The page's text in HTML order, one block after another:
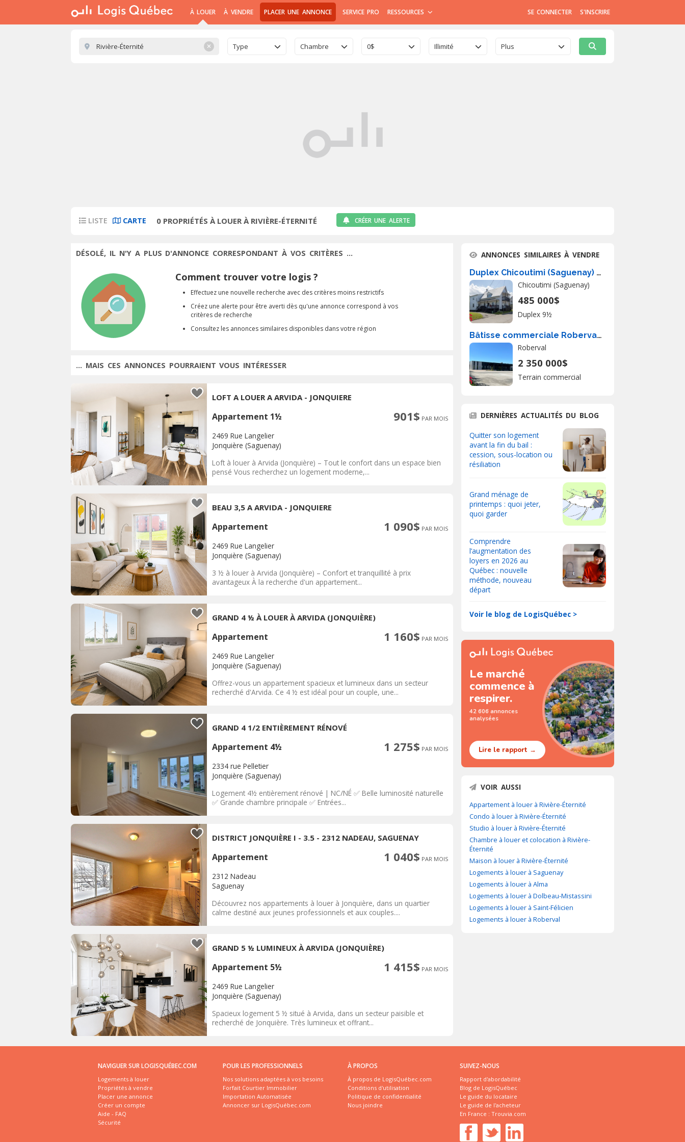
À LOUER À VENDRE PLACER UNE ANNONCE SERVICE PRO RESSOURCES SE CONNECTER S'INSCRIRE
✕ Type Chambre 0$ Illimité Plus
LISTE CARTE 0 PROPRIÉTÉS À LOUER À RIVIÈRE-ÉTERNITÉ CRÉER UNE ALERTE
DÉSOLÉ, IL N'Y A PLUS D'ANNONCE CORRESPONDANT À VOS CRITÈRES ...
Comment trouver votre logis ?
Effectuez une nouvelle recherche avec des critères moins restrictifs
Créez une alerte pour être averti dès qu'une annonce correspond à vos
critères de recherche
Consultez les annonces similaires disponibles dans votre région
... MAIS CES ANNONCES POURRAIENT VOUS INTÉRESSER
LOFT A LOUER A ARVIDA - JONQUIERE
Appartement 1½ 901$ PAR MOIS
2469 Rue Langelier
Jonquière (Saguenay)
Loft à louer à Arvida (Jonquière) – Tout le confort dans un espace bien
pensé Vous recherchez un logement moderne,...
BEAU 3,5 A ARVIDA - JONQUIERE
Appartement 1 090$ PAR MOIS
2469 Rue Langelier
Jonquière (Saguenay)
3 ½ à louer à Arvida (Jonquière) – Confort et tranquillité à prix
avantageux À la recherche d'un appartement...
GRAND 4 ½ À LOUER À ARVIDA (JONQUIÈRE)
Appartement 1 160$ PAR MOIS
2469 Rue Langelier
Jonquière (Saguenay)
Offrez-vous un appartement spacieux et lumineux dans un secteur
recherché d'Arvida. Ce 4 ½ est idéal pour un couple, une...
GRAND 4 1/2 ENTIÈREMENT RÉNOVÉ
Appartement 4½ 1 275$ PAR MOIS
2334 rue Pelletier
Jonquière (Saguenay)
Logement 4½ entièrement rénové | NC/NÉ ✅ Belle luminosité naturelle
✅ Grande chambre principale ✅ Entrées...
DISTRICT JONQUIÈRE I - 3.5 - 2312 NADEAU, SAGUENAY
Appartement 1 040$ PAR MOIS
2312 Nadeau
Saguenay
Découvrez nos appartements à louer à Jonquière, dans un quartier
calme destiné aux jeunes professionnels et aux couples....
GRAND 5 ½ LUMINEUX À ARVIDA (JONQUIÈRE)
Appartement 5½ 1 415$ PAR MOIS
2469 Rue Langelier
Jonquière (Saguenay)
Spacieux logement 5 ½ situé à Arvida, dans un secteur paisible et
recherché de Jonquière. Très lumineux et offrant...
ANNONCES SIMILAIRES À VENDRE
Duplex Chicoutimi (Saguenay) À Vendre
Chicoutimi (Saguenay)
485 000$
Duplex 9½
Bâtisse commerciale Roberval À Vendre
Roberval
2 350 000$
Terrain commercial
DERNIÈRES ACTUALITÉS DU BLOG
Quitter son logement
avant la fin du bail :
cession, sous-location ou
résiliation
Grand ménage de
printemps : quoi jeter,
quoi garder
Comprendre
l’augmentation des
loyers en 2026 au
Québec : nouvelle
méthode, nouveau
départ
Voir le blog de LogisQuébec >
Le marché
commence à
respirer.
42 606 annonces
analysées
Lire le rapport →
VOIR AUSSI
Appartement à louer à Rivière-Éternité
Condo à louer à Rivière-Éternité
Studio à louer à Rivière-Éternité
Chambre à louer et colocation à Rivière-
Éternité
Maison à louer à Rivière-Éternité
Logements à louer à Saguenay
Logements à louer à Alma
Logements à louer à Dolbeau-Mistassini
Logements à louer à Saint-Félicien
Logements à louer à Roberval
NAVIGUER SUR LOGISQUÉBEC.COM
Logements à louer
Propriétés à vendre
Placer une annonce
Créer un compte
Aide - FAQ
Sécurité
POUR LES PROFESSIONNELS
Nos solutions adaptées à vos besoins
Forfait Courtier Immobilier
Importation Automatisée
Annoncer sur LogisQuébec.com
À PROPOS
À propos de LogisQuébec.com
Conditions d'utilisation
Politique de confidentialité
Nous joindre
SUIVEZ-NOUS
Rapport d'abordabilité
Blog de LogisQuébec
Le guide du locataire
Le guide de l'acheteur
En France : Trouvia.com